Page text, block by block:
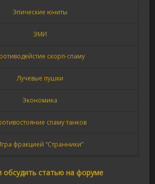
Эпические юниты
ЭМИ
скорп-спаму
Лучевые пушки
Экономика
спаму танков
фракцией “Странники”
обсудить статью на форуме